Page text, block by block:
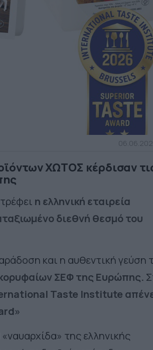
ΧΩΤΟΣ κέρδισαν
η ελληνική εταιρεία
διεθνή θεσμό του
και η αυθεντική γεύση
ΣΕΦ της Ευρώπης.
Taste Institute
της ελληνικής